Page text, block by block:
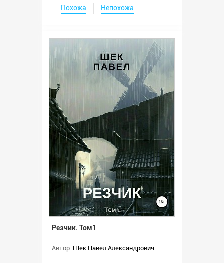
Похожа Непохожа
Резчик. Том1
Автор: Шек Павел Александрович